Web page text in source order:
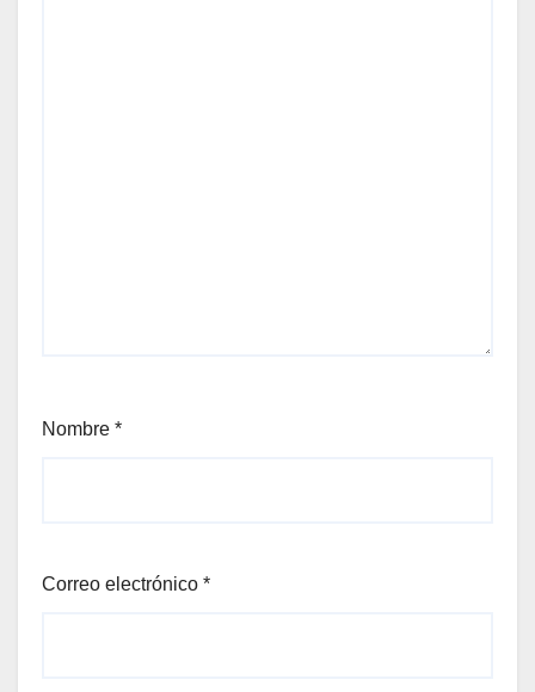
Nombre *
Correo electrónico *